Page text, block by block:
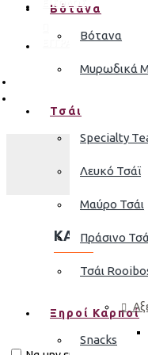
Βότανα
Βότανα
Μυρωδικά
Τσάι
Specialty
Λευκό Τσάϊ
Μαύρο Τσάι
Πράσινο
Τσάι
Ξηροί Καρποί
Snacks
ΕΙΣΟΔΟΣ
ΕΓΓΡΑΦΗ
ΚΑΤΗΓΟΡΊΕΣ
ΠΡΟΪΌΝΤΑ